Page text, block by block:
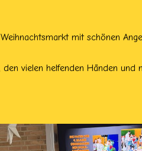
mit schönen
vielen helfenden Händen und